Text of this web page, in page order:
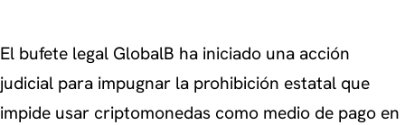
El bufete legal GlobalB ha iniciado una acción
judicial para impugnar la prohibición estatal que
impide usar criptomonedas como medio de pago en